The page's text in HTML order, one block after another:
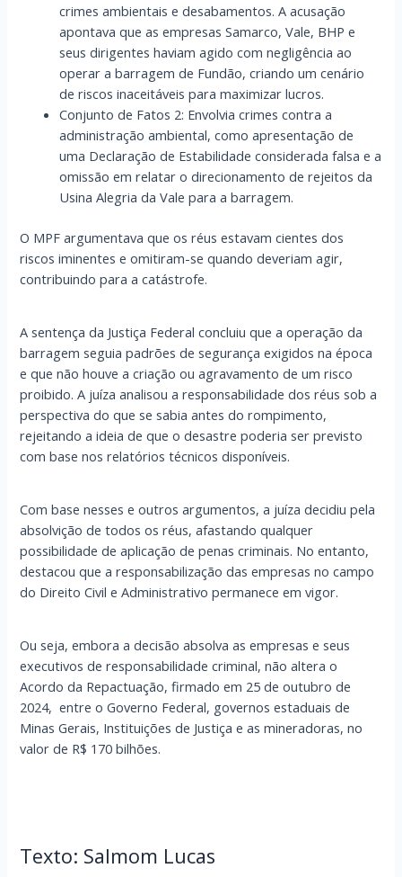
crimes ambientais e desabamentos. A acusação
apontava que as empresas Samarco, Vale, BHP e
seus dirigentes haviam agido com negligência ao
operar a barragem de Fundão, criando um cenário
de riscos inaceitáveis para maximizar lucros.
Conjunto de Fatos 2: Envolvia crimes contra a
administração ambiental, como apresentação de
uma Declaração de Estabilidade considerada falsa e a
omissão em relatar o direcionamento de rejeitos da
Usina Alegria da Vale para a barragem.
O MPF argumentava que os réus estavam cientes dos
riscos iminentes e omitiram-se quando deveriam agir,
contribuindo para a catástrofe.
A sentença da Justiça Federal concluiu que a operação da
barragem seguia padrões de segurança exigidos na época
e que não houve a criação ou agravamento de um risco
proibido. A juíza analisou a responsabilidade dos réus sob a
perspectiva do que se sabia antes do rompimento,
rejeitando a ideia de que o desastre poderia ser previsto
com base nos relatórios técnicos disponíveis.
Com base nesses e outros argumentos, a juíza decidiu pela
absolvição de todos os réus, afastando qualquer
possibilidade de aplicação de penas criminais. No entanto,
destacou que a responsabilização das empresas no campo
do Direito Civil e Administrativo permanece em vigor.
Ou seja, embora a decisão absolva as empresas e seus
executivos de responsabilidade criminal, não altera o
Acordo da Repactuação, firmado em 25 de outubro de
2024, entre o Governo Federal, governos estaduais de
Minas Gerais, Instituições de Justiça e as mineradoras, no
valor de R$ 170 bilhões.
Texto: Salmom Lucas